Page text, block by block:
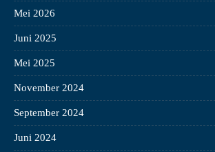
Mei 2026
Juni 2025
Mei 2025
November 2024
September 2024
Juni 2024